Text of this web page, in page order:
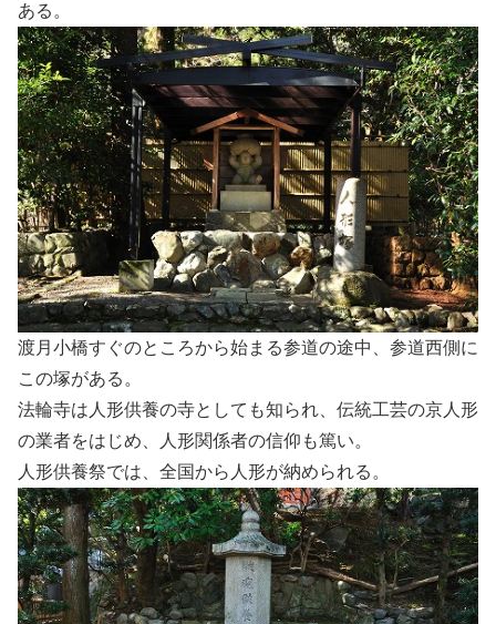
ある。
渡月小橋すぐのところから始まる参道の途中、参道西側に
この塚がある。
法輪寺は人形供養の寺としても知られ、伝統工芸の京人形
の業者をはじめ、人形関係者の信仰も篤い。
人形供養祭では、全国から人形が納められる。